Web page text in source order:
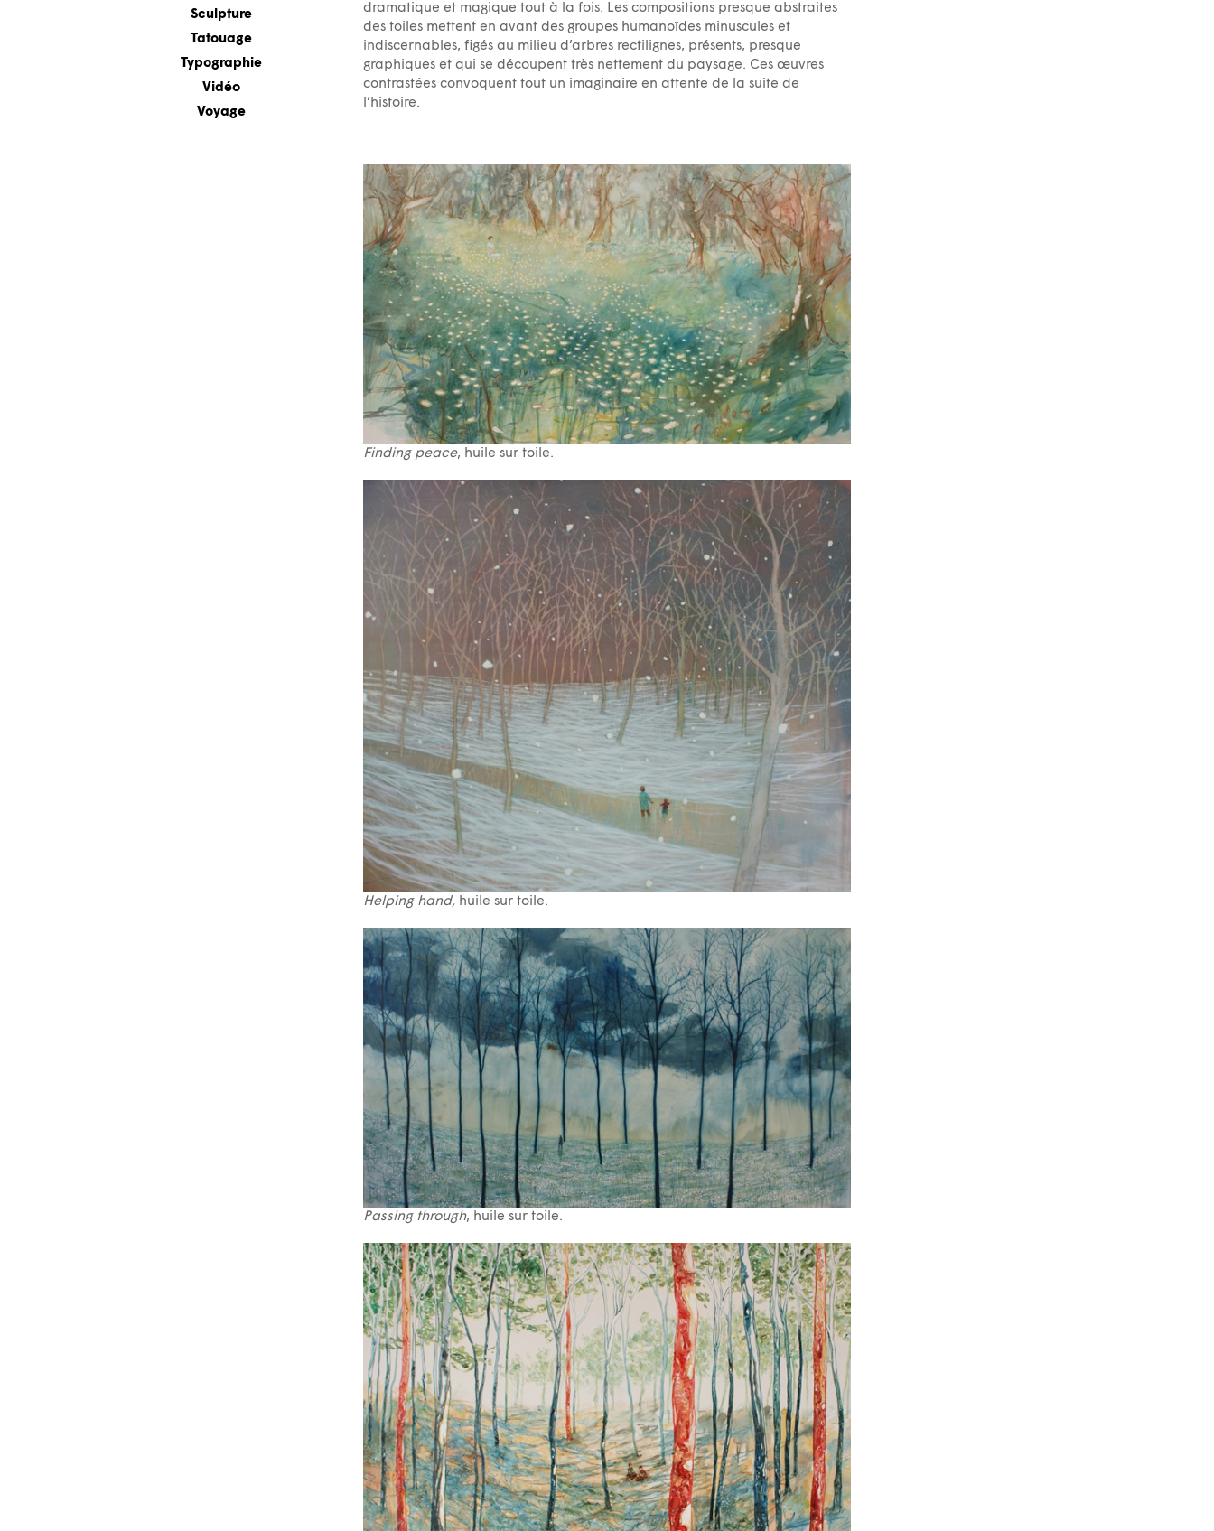
Sculpture
Tatouage
Typographie
Vidéo
Voyage
dramatique et magique tout à la fois. Les compositions presque abstraites
des toiles mettent en avant des groupes humanoïdes minuscules et
indiscernables, figés au milieu d’arbres rectilignes, présents, presque
graphiques et qui se découpent très nettement du paysage. Ces œuvres
contrastées convoquent tout un imaginaire en attente de la suite de
l’histoire.
Finding peace, huile sur toile.
Helping hand, huile sur toile.
Passing through, huile sur toile.